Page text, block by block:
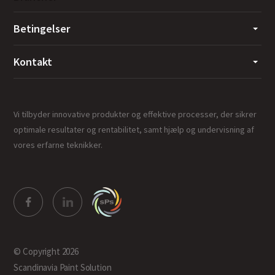
Betingelser
Kontakt
Vi tilbyder innovative produkter og effektive processer, der sikrer
optimale resultater og rentabilitet, samt hjælp og undervisning af
vores erfarne teknikker.
© Copyright 2026
Scandinavia Paint Solution